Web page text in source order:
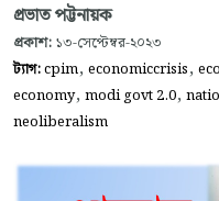
প্রভাত পট্টনায়ক
প্রকাশ: ১৩-সেপ্টেম্বর-২০২৩
ট্যাগ:cpim, economiccrisis,
economy, modi govt 2.0,
neoliberalism